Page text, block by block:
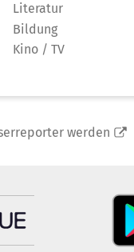
Literatur
Bildung
Kino / TV
werden